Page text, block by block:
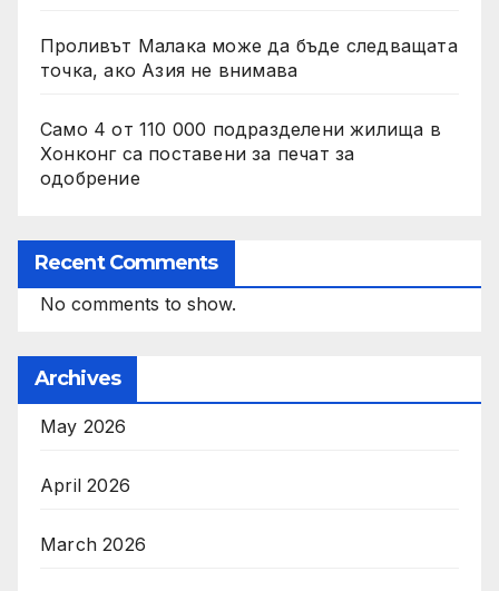
Проливът Малака може да бъде следващата
точка, ако Азия не внимава
Само 4 от 110 000 подразделени жилища в
Хонконг са поставени за печат за
одобрение
Recent Comments
No comments to show.
Archives
May 2026
April 2026
March 2026